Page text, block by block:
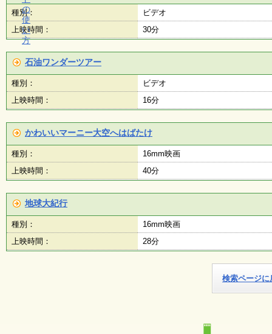
講
座
・
イ
ベ
ン
ト
施
状
況
・
予
約
い
ち
ょ
う
並
の
使
い
方
種別：
ビデオ
上映時間：
30分
石油ワンダーツアー
種別：
ビデオ
上映時間：
16分
かわいいマーニー大空へはばたけ
種別：
16mm映画
上映時間：
40分
地球大紀行
種別：
16mm映画
上映時間：
28分
検索ページに